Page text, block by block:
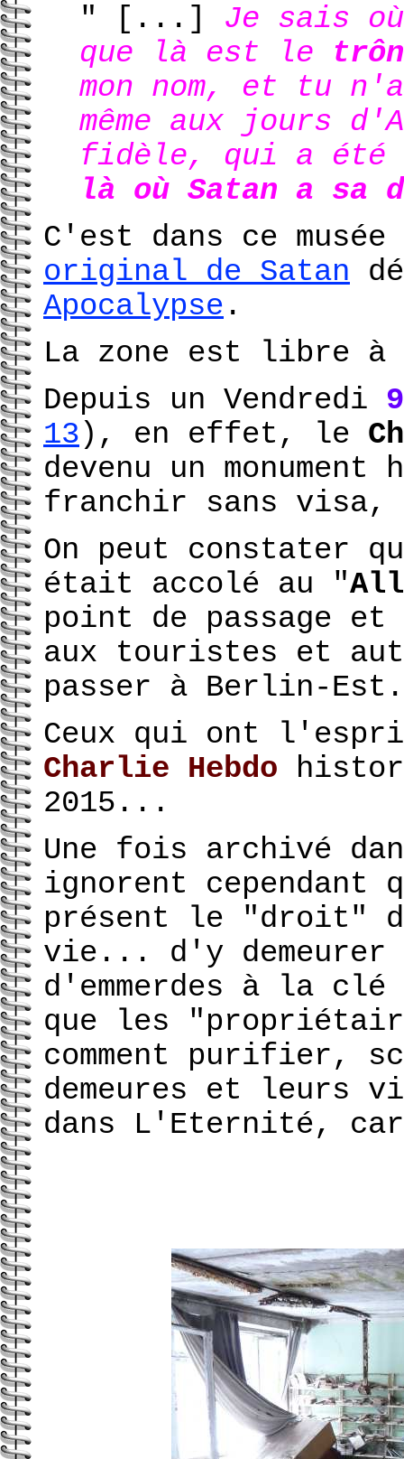
" [...] Je sais
que là est le
mon nom, et tu
même aux jours
fidèle, qui a été
là où Satan a sa
C'est dans ce
original de Satan
Apocalypse .
La zone est libre
Depuis un Vendredi 9
13 ), en effet, le
devenu un
franchir sans visa,
On peut constater
était accolé au "
point de passage
aux touristes et
passer à Berlin-Est.
Ceux qui ont
Charlie Hebdo
2015...
Une fois archivé
ignorent cependant
présent le "droit"
vie... d'y demeurer
d'emmerdes à la
que les
comment purifier,
demeures et leurs
dans L'Eternité,